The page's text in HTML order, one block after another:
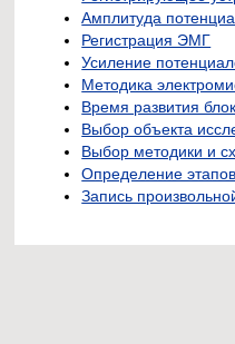
Амплитуда
Регистрация ЭМГ
Усиление
Методика
Время развития
Выбор объекта
Выбор методики и
Определение
Запись